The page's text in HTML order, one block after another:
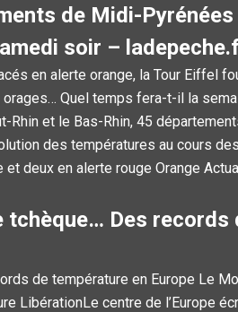
de Midi-
soir –
en alerte orange, la Tour Eiffel
Quel temps fera-t-il la
et le Bas-Rhin, 45
des températures au cours
deux en alerte rouge Orange
tchèque… Des records
de température en Europe Le
LibérationLe centre de l’Europe